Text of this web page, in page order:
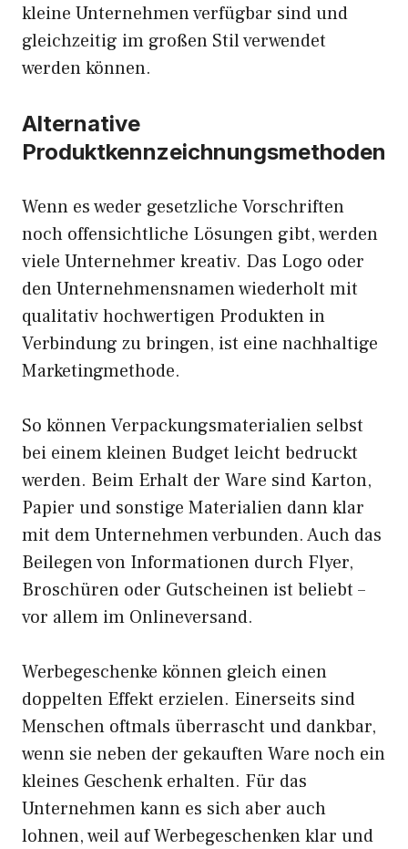
kleine Unternehmen verfügbar sind und
gleichzeitig im großen Stil verwendet
werden können.
Alternative
Produktkennzeichnungsmethoden
Wenn es weder gesetzliche Vorschriften
noch offensichtliche Lösungen gibt, werden
viele Unternehmer kreativ. Das Logo oder
den Unternehmensnamen wiederholt mit
qualitativ hochwertigen Produkten in
Verbindung zu bringen, ist eine nachhaltige
Marketingmethode.
So können Verpackungsmaterialien selbst
bei einem kleinen Budget leicht bedruckt
werden. Beim Erhalt der Ware sind Karton,
Papier und sonstige Materialien dann klar
mit dem Unternehmen verbunden. Auch das
Beilegen von Informationen durch Flyer,
Broschüren oder Gutscheinen ist beliebt –
vor allem im Onlineversand.
Werbegeschenke können gleich einen
doppelten Effekt erzielen. Einerseits sind
Menschen oftmals überrascht und dankbar,
wenn sie neben der gekauften Ware noch ein
kleines Geschenk erhalten. Für das
Unternehmen kann es sich aber auch
lohnen, weil auf Werbegeschenken klar und